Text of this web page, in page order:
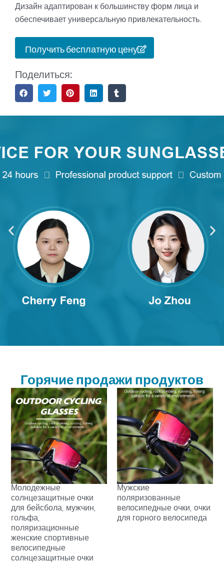
Дизайн адаптирован к большинству форм лица и
обеспечивает универсальную привлекательность.
Получить бесплатную цену
Поделиться:
Горячие продажи продуктов
Молодежные
солнцезащитные очки
для бейсбола, мужчин,
гольфа,
поляризационные
женские спортивные
велосипедные
солнцезащитные очки
Мужские
поляризованные
велосипедные очки, очки
для горного велосипеда